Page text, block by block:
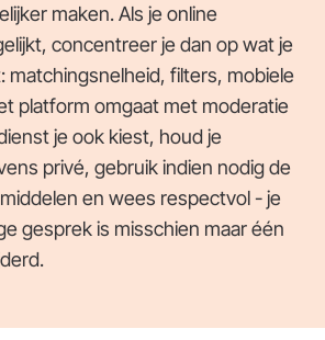
maken. Als je online
concentreer je dan op wat je
matchingsnelheid, filters, mobiele
platform omgaat met moderatie
je ook kiest, houd je
privé, gebruik indien nodig de
en wees respectvol - je
gesprek is misschien maar één